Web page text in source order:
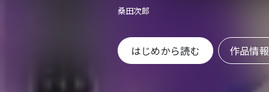
桑田次郎
はじめから読む 作品情報